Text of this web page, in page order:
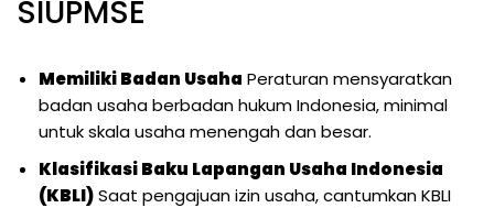
SIUPMSE
Memiliki Badan Usaha Peraturan mensyaratkan
badan usaha berbadan hukum Indonesia, minimal
untuk skala usaha menengah dan besar.
Klasifikasi Baku Lapangan Usaha Indonesia
(KBLI)Saat pengajuan izin usaha, cantumkan KBLI